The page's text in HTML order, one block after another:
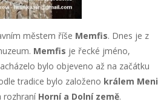
městem říše Memfis. Dnes je z
Memfis je řecké jméno,
bylo objeveno až na začátku
tradice bylo založeno králem Meni
rozhraní Horní a Dolní země.